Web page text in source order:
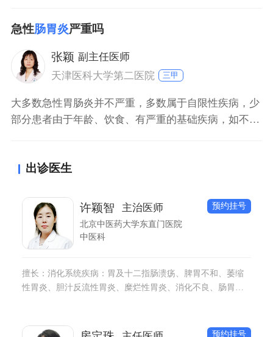
汤、排骨汤，在煲汤时里面可以放党参、黄芪、茯苓、
薏仁等健脾利湿养胃的中药；平时也可以适量吃软烂面
条。
急性肠胃炎严重吗
张颖 副主任医师
天津医科大学第二医院
三甲
大多数急性胃肠炎并不严重，多数属于自限性疾病，少
部分患者由于年龄、饮食、有严重的基础疾病，如不及
心脑血管意外。因此，对于儿童或高龄老人、基础疾病
出诊医生
许颖智 主治医师
北京中医药大学东直门医院
中医科
预约挂号
擅长：消化系统疾病：胃及十二指肠溃疡、脾胃不和、萎缩
性胃炎、胆汁反流性胃炎、糜烂性胃炎、消化不良、肠胃
预约挂号